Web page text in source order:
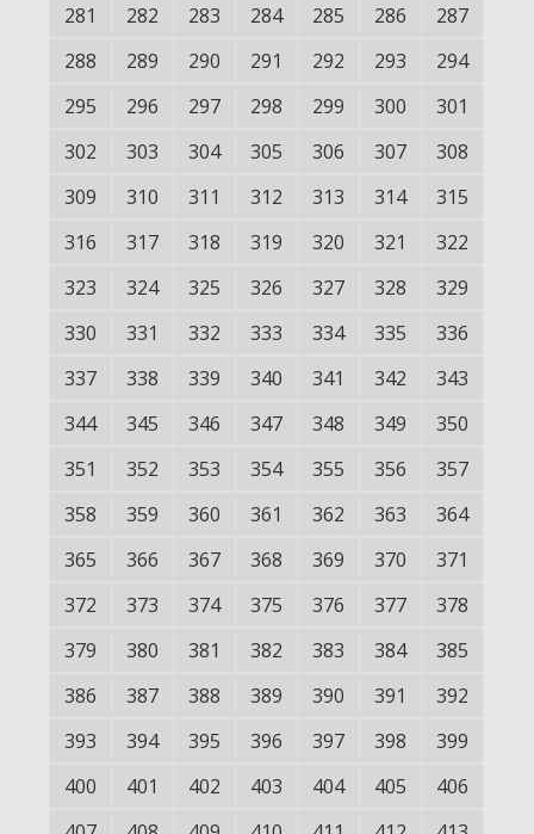
281
282 283 284 285 286
287
288
289 290 291 292 293
294
295
296 297 298 299 300
301
302
303 304 305 306 307
308
309
310 311 312 313 314
315
316
317 318 319 320 321
322
323
324 325 326 327 328
329
330
331 332 333 334 335
336
337
338 339 340 341 342
343
344
345 346 347 348 349
350
351
352 353 354 355 356
357
358
359 360 361 362 363
364
365
366 367 368 369 370
371
372
373 374 375 376 377
378
379
380 381 382 383 384
385
386
387 388 389 390 391
392
393
394 395 396 397 398
399
400
401 402 403 404 405
406